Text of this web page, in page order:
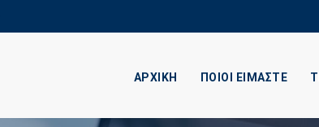
ΑΡΧΙΚΗ ΠΟΙΟΙ ΕΙΜΑΣΤΕ